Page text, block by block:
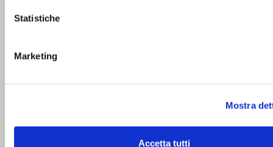
Statistiche
Marketing
Mostra
Accetta tutti